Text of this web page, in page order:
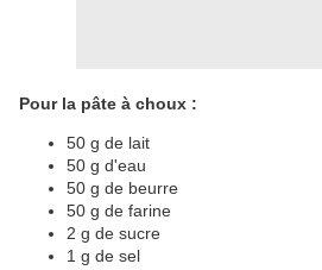
Pour la pâte à choux :
50 g de lait
50 g d'eau
50 g de beurre
50 g de farine
2 g de sucre
1 g de sel